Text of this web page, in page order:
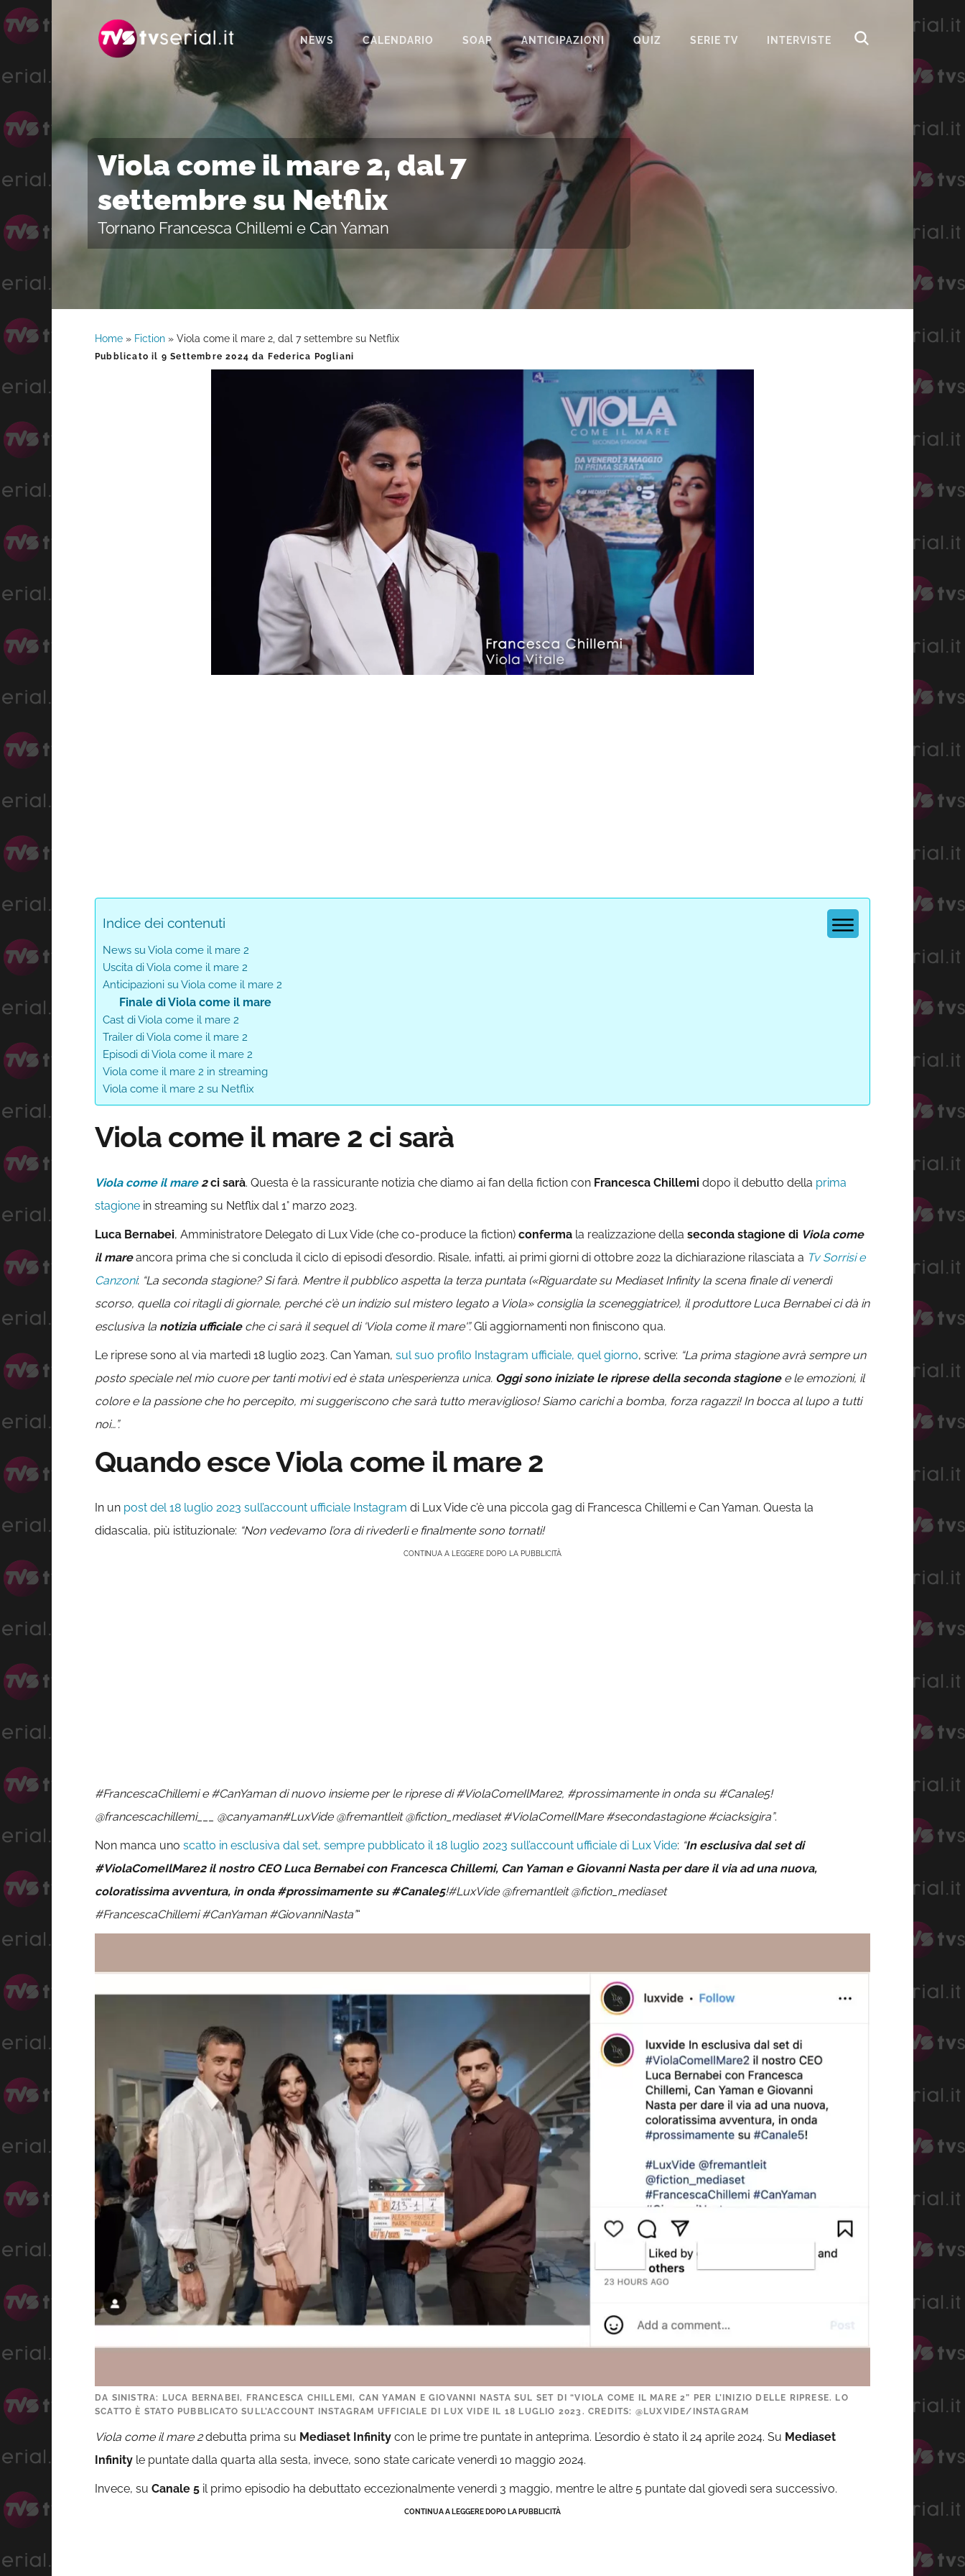
navigazione
contenuto
NEWS CALENDARIO SOAP
BEAUTIFUL
IL PARADISO DELLE SIGNORE
SEGRETI DI FAMIGLIA
TEMPESTA D’AMORE
UN POSTO AL SOLE
ANTICIPAZIONI QUIZ SERIE TV INTERVISTE
Viola come il mare 2, dal 7
settembre su Netflix
Tornano Francesca Chillemi e Can Yaman
Home » Fiction » Viola come il mare 2, dal 7 settembre su Netflix
Pubblicato il 9 Settembre 2024 da Federica Pogliani
Unmute
Loaded:
0%
Progress
0%
Indice dei contenuti
News su Viola come il mare 2
Uscita di Viola come il mare 2
Anticipazioni su Viola come il mare 2
Finale di Viola come il mare
Cast di Viola come il mare 2
Trailer di Viola come il mare 2
Episodi di Viola come il mare 2
Viola come il mare 2 in streaming
Viola come il mare 2 su Netflix
Viola come il mare 2 ci sarà
Viola come il mare2ci sarà. Questa è la rassicurante notizia che diamo ai fan della fiction con Francesca Chillemi dopo il debutto della prima
stagione in streaming su Netflix dal 1° marzo 2023.
Luca Bernabei, Amministratore Delegato di Lux Vide (che co-produce la fiction) conferma la realizzazione della seconda stagione di Viola come
il mareancora prima che si concluda il ciclo di episodi d’esordio. Risale, infatti, ai primi giorni di ottobre 2022 la dichiarazione rilasciata a Tv Sorrisi e
Canzoni: “La seconda stagione? Si farà. Mentre il pubblico aspetta la terza puntata («Riguardate su Mediaset Infinity la scena finale di venerdì
scorso, quella coi ritagli di giornale, perché c’è un indizio sul mistero legato a Viola» consiglia la sceneggiatrice), il produttore Luca Bernabei ci dà in
esclusiva la notizia ufficialeche ci sarà il sequel di ‘Viola come il mare'”.Gli aggiornamenti non finiscono qua.
Le riprese sono al via martedì 18 luglio 2023. Can Yaman, sul suo profilo Instagram ufficiale, quel giorno, scrive: “La prima stagione avrà sempre un
posto speciale nel mio cuore per tanti motivi ed è stata un’esperienza unica. Oggi sono iniziate le riprese della seconda stagionee le emozioni, il
colore e la passione che ho percepito, mi suggeriscono che sarà tutto meraviglioso! Siamo carichi a bomba, forza ragazzi! In bocca al lupo a tutti
noi…”.
Quando esce Viola come il mare 2
In un post del 18 luglio 2023 sull’account ufficiale Instagram di Lux Vide c’è una piccola gag di Francesca Chillemi e Can Yaman. Questa la
didascalia, più istituzionale: “Non vedevamo l’ora di rivederli e finalmente sono tornati!
CONTINUA A LEGGERE DOPO LA PUBBLICITÀ
#FrancescaChillemi e #CanYaman di nuovo insieme per le riprese di #ViolaComeIlMare2, #prossimamente in onda su #Canale5!
@francescachillemi___ @canyaman#LuxVide @fremantleit @fiction_mediaset #ViolaComeIlMare #secondastagione #ciacksigira”.
Non manca uno scatto in esclusiva dal set, sempre pubblicato il 18 luglio 2023 sull’account ufficiale di Lux Vide: “In esclusiva dal set di
#ViolaComeIlMare2 il nostro CEO Luca Bernabei con Francesca Chillemi, Can Yaman e Giovanni Nasta per dare il via ad una nuova,
coloratissima avventura, in onda #prossimamente su #Canale5!#LuxVide @fremantleit @fiction_mediaset
#FrancescaChillemi #CanYaman #GiovanniNasta”“
DA SINISTRA: LUCA BERNABEI, FRANCESCA CHILLEMI, CAN YAMAN E GIOVANNI NASTA SUL SET DI “VIOLA COME IL MARE 2” PER L’INIZIO DELLE RIPRESE. LO
SCATTO È STATO PUBBLICATO SULL’ACCOUNT INSTAGRAM UFFICIALE DI LUX VIDE IL 18 LUGLIO 2023. CREDITS: @LUXVIDE/INSTAGRAM
Viola come il mare 2debutta prima su Mediaset Infinity con le prime tre puntate in anteprima. L’esordio è stato il 24 aprile 2024. Su Mediaset
Infinity le puntate dalla quarta alla sesta, invece, sono state caricate venerdì 10 maggio 2024.
Invece, su Canale 5 il primo episodio ha debuttato eccezionalmente venerdì 3 maggio, mentre le altre 5 puntate dal giovedì sera successivo.
CONTINUA A LEGGERE DOPO LA PUBBLICITÀ
Barra